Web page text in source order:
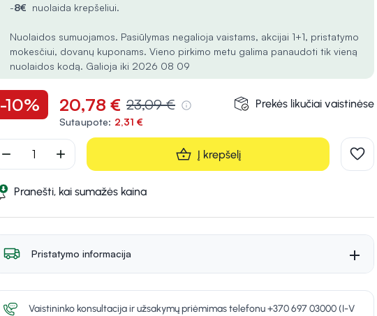
-8€ nuolaida krepšeliui.
Nuolaidos sumuojamos. Pasiūlymas negalioja vaistams, akcijai 1+1, pristatymo
mokesčiui, dovanų kuponams. Vieno pirkimo metu galima panaudoti tik vieną
nuolaidos kodą. Galioja iki 2026 08 09
-10% 20,78 € 23,09 €
Sutaupote: 2,31 €
Prekės likučiai vaistinėse
remove add Į krepšelį
Pranešti, kai sumažės kaina
Pristatymo informacija
Vaistininko konsultacija ir užsakymų priėmimas telefonu +370 697 03000 (I-V